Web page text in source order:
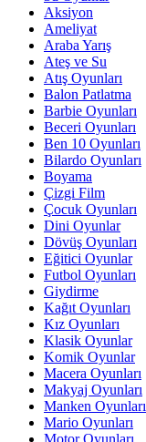
Aksiyon
Ameliyat
Araba Yarış
Ateş ve Su
Atış Oyunları
Balon Patlatma
Barbie Oyunları
Beceri Oyunları
Ben 10 Oyunları
Bilardo Oyunları
Boyama
Çizgi Film
Çocuk Oyunları
Dini Oyunlar
Dövüş Oyunları
Eğitici Oyunlar
Futbol Oyunları
Giydirme
Kağıt Oyunları
Kız Oyunları
Klasik Oyunlar
Komik Oyunlar
Macera Oyunları
Makyaj Oyunları
Manken Oyunları
Mario Oyunları
Motor Oyunları